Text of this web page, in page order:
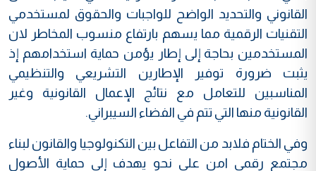
القانوني والتحديد الواضح للواجبات والحقوق لمستخدمي
التقنيات الرقمية مما يسهم بارتفاع منسوب المخاطر لان
المستخدمين بحاجة إلى إطار يؤمن حماية استخدامهم إذ
يثبت ضرورة توفير الإطارين التشريعي والتنظيمي
المناسبين للتعامل مع نتائج الإعمال القانونية وغير
القانونية منها التي تتم في الفضاء السيبراني.
وفي الختام فلابد من التفاعل بين التكنولوجيا والقانون لبناء
مجتمع رقمي امن على نحو يهدف إلى حماية الأصول